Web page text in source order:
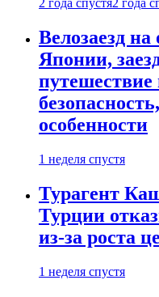
2 года спустя2 года
Велозаезд
Японии,
путешествие
особенности
1 неделя спустя
Турагент
Турции
из-за роста
1 неделя спустя